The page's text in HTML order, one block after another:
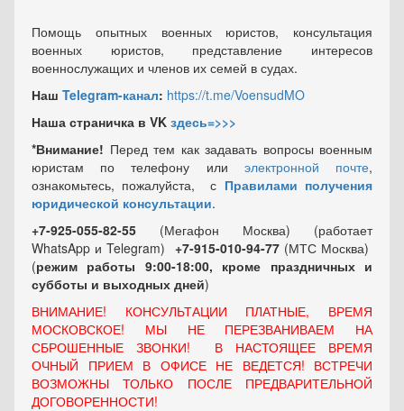
Помощь опытных военных юристов, консультация
военных юристов, представление интересов
военнослужащих и членов их семей в судах.
Наш Telegram-канал: https://t.me/VoensudMO
Наша страничка в VK здесь=>>>
*Внимание! Перед тем как задавать вопросы военным
юристам по телефону или электронной почте,
ознакомьтесь, пожалуйста, с Правилами получения
юридической консультации.
+7-925-055-82-55 (Мегафон Москва) (работает
WhatsApp и Telegram) +7-915-010-94-77 (МТС Москва)
(режим работы 9:00-18:00, кроме праздничных и
субботы и выходных дней)
ВНИМАНИЕ! КОНСУЛЬТАЦИИ ПЛАТНЫЕ, ВРЕМЯ
МОСКОВСКОЕ! МЫ НЕ ПЕРЕЗВАНИВАЕМ НА
СБРОШЕННЫЕ ЗВОНКИ! В НАСТОЯЩЕЕ ВРЕМЯ
ОЧНЫЙ ПРИЕМ В ОФИСЕ НЕ ВЕДЕТСЯ! ВСТРЕЧИ
ВОЗМОЖНЫ ТОЛЬКО ПОСЛЕ ПРЕДВАРИТЕЛЬНОЙ
ДОГОВОРЕННОСТИ!